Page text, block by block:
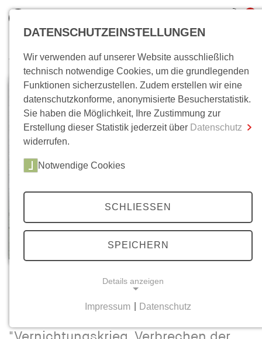
inkl. MwSt.
0,00 €
Zum Warenkorb Zur Kasse
Wo bin ich?
Hamburger Institut für Sozialforschung
Eine Ausstellung und ihre Folgen
DATENSCHUTZEINSTELLUNGEN
Wir verwenden auf unserer Website ausschließlich
technisch notwendige Cookies, um die grundlegenden
Funktionen sicherzustellen. Zudem erstellen wir eine
datenschutzkonforme, anonymisierte Besucherstatistik.
Sie haben die Möglichkeit, Ihre Zustimmung zur
Erstellung dieser Statistik jederzeit über Datenschutz
widerrufen.
Notwendige Cookies
SCHLIESSEN
SPEICHERN
Details anzeigen
Notwendige Cookies helfen dabei, eine Webseite
Impressum Datenschutz